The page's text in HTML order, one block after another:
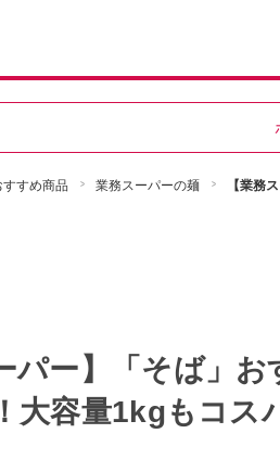
すめ商品 業務スーパーの麺 【業務
パー】「そば」
大容量1kgもコ